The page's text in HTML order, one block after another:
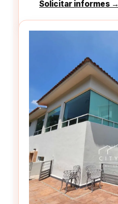
Solicitar informes →